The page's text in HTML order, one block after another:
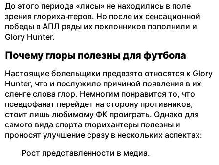
До этого периода «лисы» не находились в поле
зрения глорихантеров. Но после их сенсационной
победы в АПЛ ряды их поклонников пополнили и
Glory Hunter.
Почему глоры полезны для футбола
Настоящие болельщики предвзято относятся к Glory
Hunter, что и послужило причиной появления в их
сленге слова глор. Немногим понравится то, что
псевдофанат перейдет на сторону противников,
стоит лишь любимому ФК проиграть. Однако для
самого вида спорта глорихантеры полезны и
проносят улучшение сразу в нескольких аспектах:
Рост представленности в медиа.